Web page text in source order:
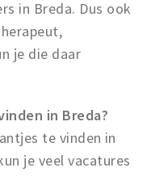
in Breda. Dus ook
je die daar
in Breda?
te vinden in
je veel vacatures